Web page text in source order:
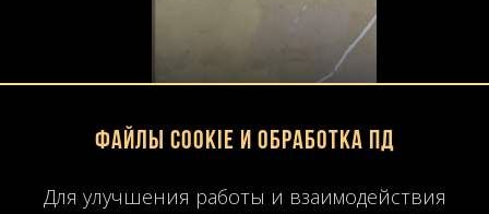
Файлы Cookie и обработка ПД
Для улучшения работы и взаимодействия